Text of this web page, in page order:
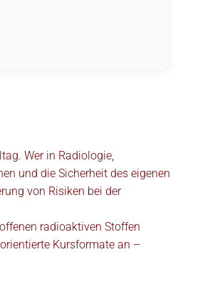
Wer in Radiologie,
und die Sicherheit des eigenen
von Risiken bei der
radioaktiven Stoffen
Kursformate an –